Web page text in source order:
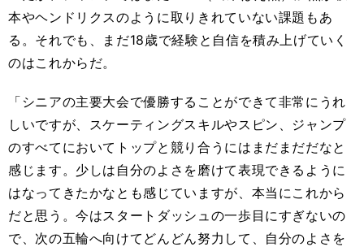
本やヘンドリクスのように取りきれていない課題もあ
る。それでも、まだ18歳で経験と自信を積み上げていく
のはこれからだ。
「シニアの主要大会で優勝することができて非常にうれ
しいですが、スケーティングスキルやスピン、ジャンプ
のすべてにおいてトップと競り合うにはまだまだだなと
感じます。少しは自分のよさを磨けて表現できるように
はなってきたかなとも感じていますが、本当にこれから
だと思う。今はスタートダッシュの一歩目にすぎないの
で、次の五輪へ向けてどんどん努力して、自分のよさを